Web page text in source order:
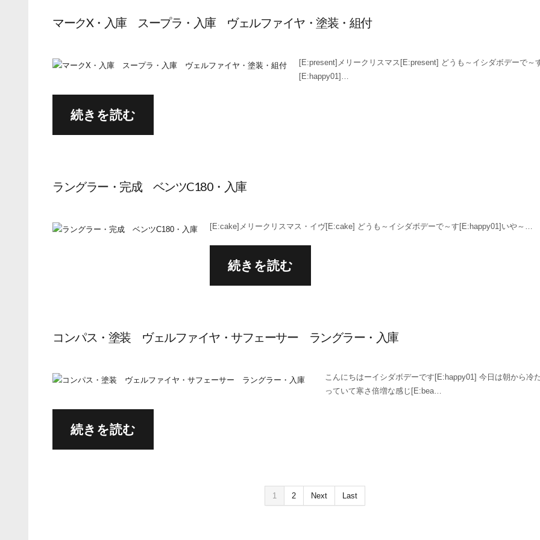
マークX・入庫 スープラ・入庫 ヴェルファイヤ・塗装・組付
[E:present]メリークリスマス[E:present] どうも～イシダボデーで～
[E:happy01]…
続きを読む
ラングラー・完成 ベンツC180・入庫
[E:cake]メリークリスマス・イヴ[E:cake] どうも～イシダボデーで～す[E:happy01]いや～…
続きを読む
コンパス・塗装 ヴェルファイヤ・サフェーサー ラングラー・入庫
こんにちはーイシダボデーです[E:happy01] 今日は朝から冷
っていて寒さ倍増な感じ[E:bea…
続きを読む
1 2 Next Last